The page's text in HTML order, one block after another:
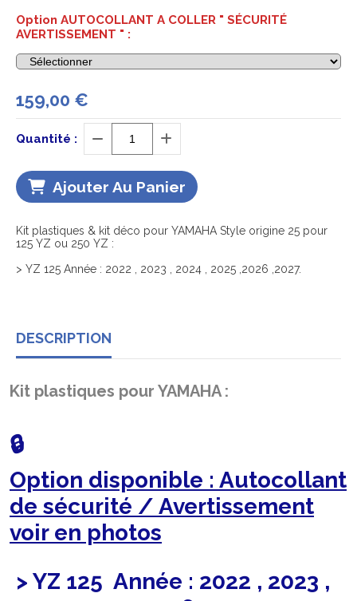
Option AUTOCOLLANT A COLLER " SÉCURITÉ
AVERTISSEMENT " :
159,00 €
Quantité :
Ajouter Au Panier
Kit plastiques & kit déco pour YAMAHA Style origine 25 pour
125 YZ ou 250 YZ :
> YZ 125 Année : 2022 , 2023 , 2024 , 2025 ,2026 ,2027.
DESCRIPTION
Kit plastiques pour YAMAHA :
🔒
Option disponible : Autocollant
de sécurité / Avertissement
voir en photos
> YZ 125 Année : 2022 , 2023 ,